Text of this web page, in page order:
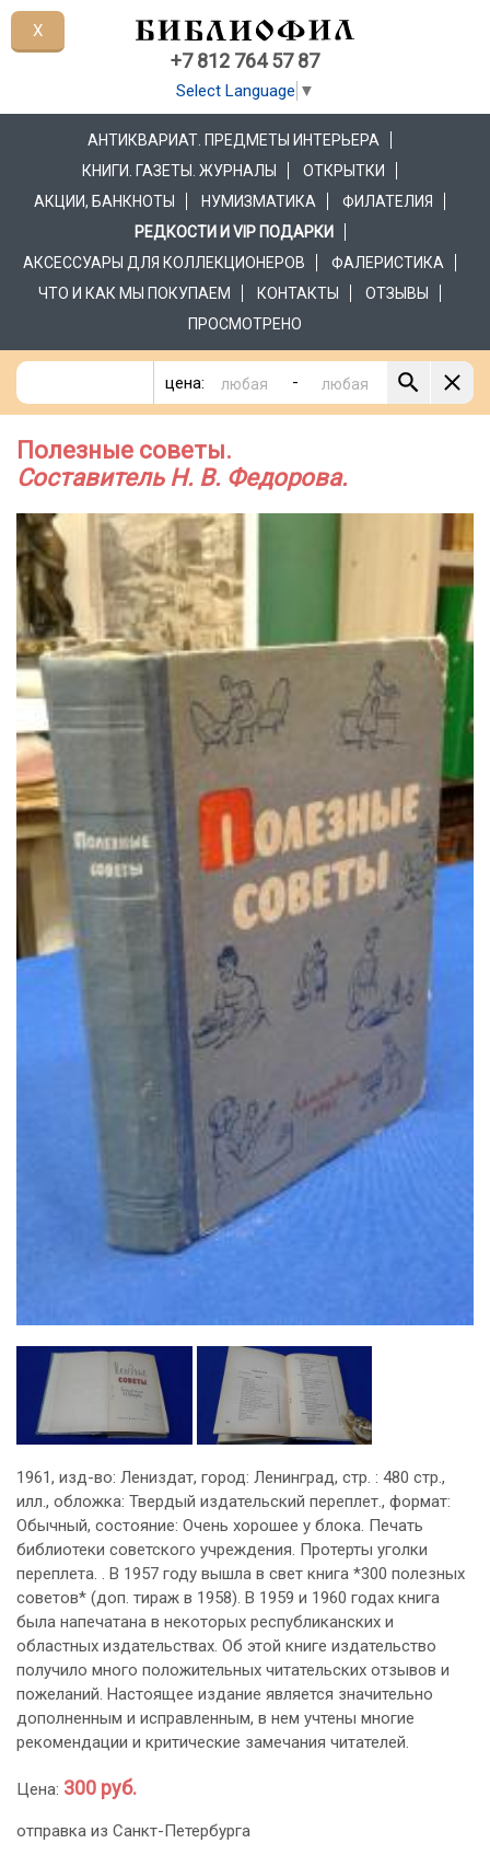
+7 812 764 57 87
Select Language ▼
АНТИКВАРИАТ. ПРЕДМЕТЫ ИНТЕРЬЕРА
КНИГИ. ГАЗЕТЫ. ЖУРНАЛЫ
ОТКРЫТКИ
АКЦИИ, БАНКНОТЫ
НУМИЗМАТИКА
ФИЛАТЕЛИЯ
РЕДКОСТИ И VIP ПОДАРКИ
АКСЕССУАРЫ ДЛЯ КОЛЛЕКЦИОНЕРОВ
ФАЛЕРИСТИКА
ЧТО И КАК МЫ ПОКУПАЕМ
КОНТАКТЫ
ОТЗЫВЫ
ПРОСМОТРЕНО
цена: -
Полезные советы.
Составитель Н. В. Федорова.
1961, изд-во: Лениздат, город: Ленинград, стр. : 480 стр.,
илл., обложка: Твердый издательский переплет., формат:
Обычный, состояние: Очень хорошее у блока. Печать
библиотеки советского учреждения. Протерты уголки
переплета. . В 1957 году вышла в свет книга *300 полезных
советов* (доп. тираж в 1958). В 1959 и 1960 годах книга
была напечатана в некоторых республиканских и
областных издательствах. Об этой книге издательство
получило много положительных читательских отзывов и
пожеланий. Настоящее издание является значительно
дополненным и исправленным, в нем учтены многие
рекомендации и критические замечания читателей.
Цена: 300 руб.
отправка из Санкт-Петербурга
X